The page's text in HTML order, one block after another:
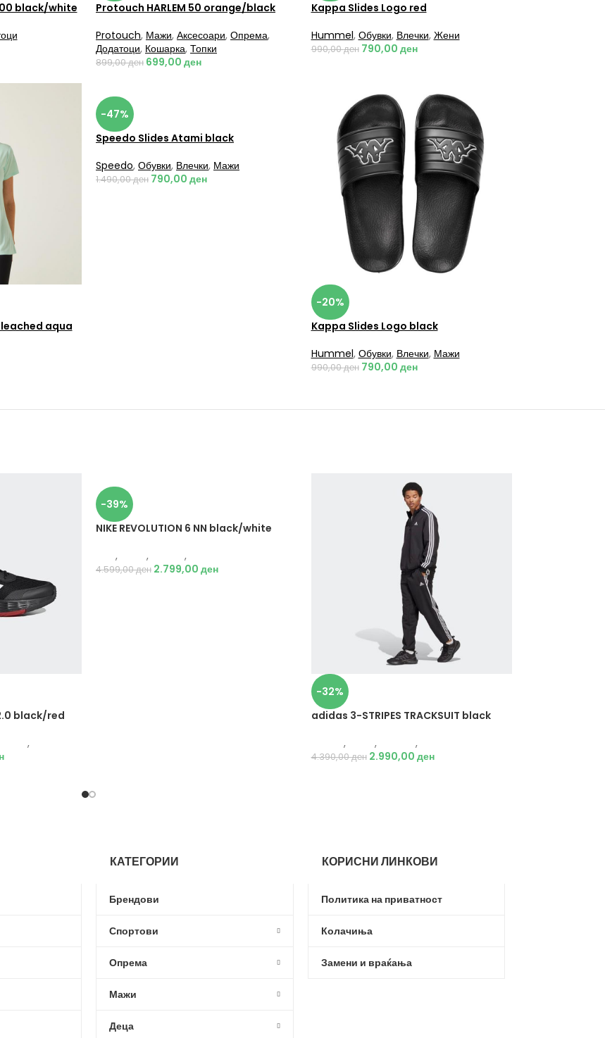
black/white
Protouch HARLEM 50 orange/black
Protouch, Мажи, Аксесоари, Опрема,
Додатоци, Кошарка, Топки
899,00ден 699,00 ден
Kappa Slides Logo red
Hummel, Обувки, Влечки, Жени
990,00ден 790,00 ден
aqua
-47%
Speedo Slides Atami black
Speedo, Обувки, Влечки, Мажи
1.490,00ден 790,00 ден
-20%
Kappa Slides Logo black
Hummel, Обувки, Влечки, Мажи
990,00ден 790,00 ден
black/red
,
-39%
NIKE REVOLUTION 6 NN black/white
, , ,
4.599,00ден 2.799,00 ден
-32%
adidas 3-STRIPES TRACKSUIT black
, , ,
4.390,00ден 2.990,00 ден
КАТЕГОРИИ
Брендови
Спортови
Опрема
Мажи
Деца
КОРИСНИ ЛИНКОВИ
Политика на приватност
Колачиња
Замени и враќања